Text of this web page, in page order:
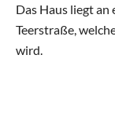
Das Haus liegt an
Teerstraße,
wird.